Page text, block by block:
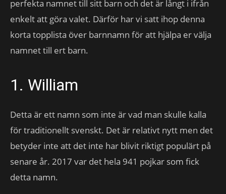
perfekta namnet till sitt barn och det är långt i ifrån
enkelt att göra valet. Därför har vi satt ihop denna
korta topplista över barnnamn för att hjälpa er välja
namnet till ert barn.
1. William
Detta är ett namn som inte är vad man skulle kalla
för traditionellt svenskt. Det är relativt nytt men det
betyder inte att det inte har blivit riktigt populärt på
senare år. 2017 var det hela 941 pojkar som fick
detta namn.